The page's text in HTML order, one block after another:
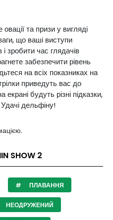
та призи у вигляді
що ваші виступи
зробити час глядачів
забезпечити рівень
на всіх показниках на
приведуть вас до
будуть різні підказки,
дельфіну!
SHOW 2
ПЛАВАННЯ
НЕОДРУЖЕНИЙ